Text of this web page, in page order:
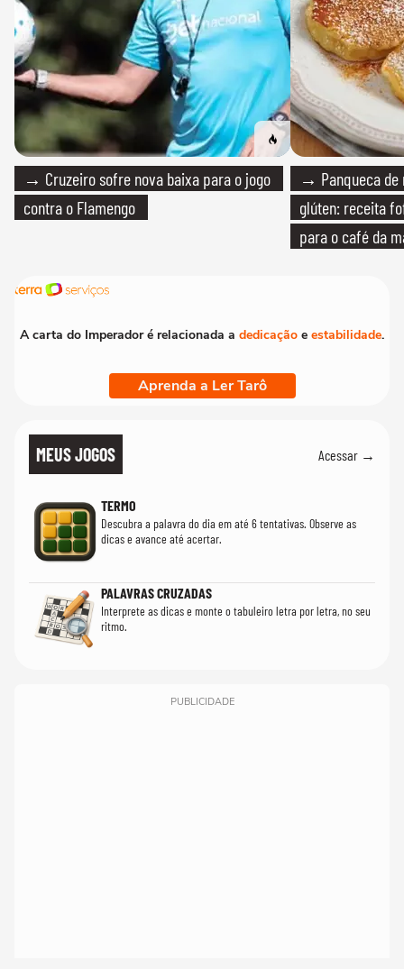
→ Cruzeiro sofre nova baixa para o jogo
contra o Flamengo
→ Panqueca de
glúten: receita
para o café da
A carta do Imperador é relacionada a dedicação e estabilidade.
Aprenda a Ler Tarô
MEUS JOGOS Acessar →
TERMO
Descubra a palavra do dia em até 6 tentativas. Observe as
dicas e avance até acertar.
PALAVRAS CRUZADAS
Interprete as dicas e monte o tabuleiro letra por letra, no seu
ritmo.
PUBLICIDADE